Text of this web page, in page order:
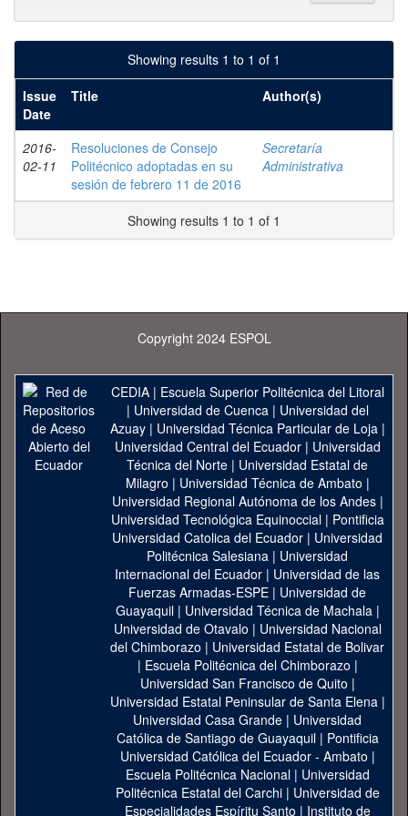
Showing results 1 to 1 of 1
Issue
Date
Title Author(s)
2016-
02-11
Resoluciones de Consejo
Politécnico adoptadas en su
sesión de febrero 11 de 2016
Secretaría
Administrativa
Showing results 1 to 1 of 1
Copyright 2024 ESPOL
CEDIA| Escuela Superior Politécnica del Litoral
| Universidad de Cuenca| Universidad del
Azuay| Universidad Técnica Particular de Loja|
Universidad Central del Ecuador| Universidad
Técnica del Norte | Universidad Estatal de
Milagro | Universidad Técnica de Ambato |
Universidad Regional Autónoma de los Andes|
Universidad Tecnológica Equinoccial| Pontificia
Universidad Catolica del Ecuador | Universidad
Politécnica Salesiana | Universidad
Internacional del Ecuador | Universidad de las
Fuerzas Armadas-ESPE | Universidad de
Guayaquil| Universidad Técnica de Machala|
Universidad de Otavalo | Universidad Nacional
del Chimborazo | Universidad Estatal de Bolivar
| Escuela Politécnica del Chimborazo |
Universidad San Francisco de Quito |
Universidad Estatal Peninsular de Santa Elena|
Universidad Casa Grande | Universidad
Católica de Santiago de Guayaquil| Pontificia
Universidad Católica del Ecuador - Ambato |
Escuela Politécnica Nacional| Universidad
Politécnica Estatal del Carchi| Universidad de
Especialidades Espíritu Santo | Instituto de